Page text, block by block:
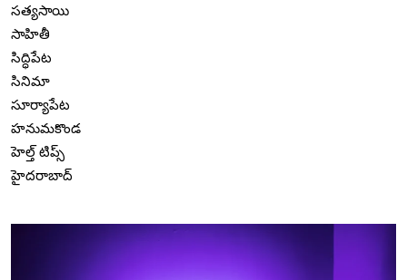
సత్యసాయి
సాహితీ
సిద్ధిపేట
సినిమా
సూర్యాపేట
హనుమకొండ
హెల్త్ టిప్స్
హైదరాబాద్